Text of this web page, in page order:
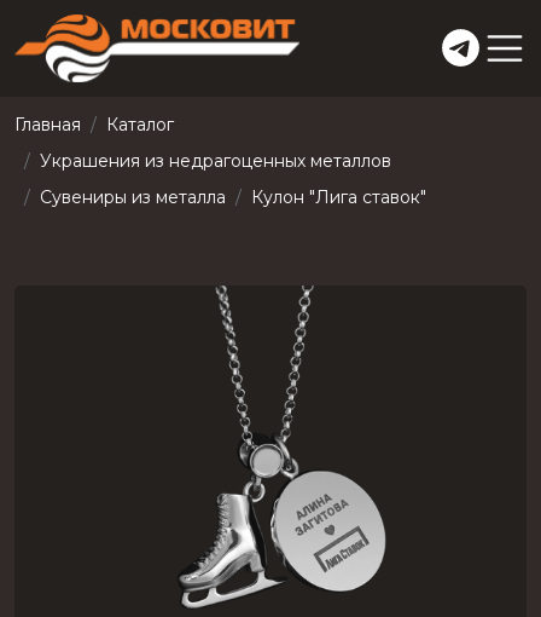
Главная
Каталог
Украшения из недрагоценных металлов
Сувениры из металла
Кулон "Лига ставок"